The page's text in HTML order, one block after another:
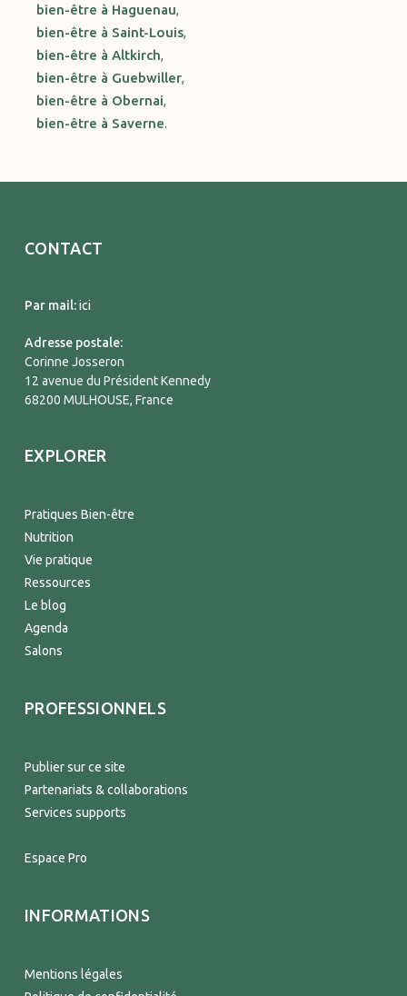
bien-être à Haguenau,
bien-être à Saint-Louis,
bien-être à Altkirch,
bien-être à Guebwiller,
bien-être à Obernai,
bien-être à Saverne.
CONTACT
Par mail:ici
Adresse postale:
Corinne Josseron
12 avenue du Président Kennedy
68200 MULHOUSE, France
EXPLORER
Pratiques Bien-être
Nutrition
Vie pratique
Ressources
Le blog
Agenda
Salons
PROFESSIONNELS
Publier sur ce site
Partenariats & collaborations
Services supports
Espace Pro
INFORMATIONS
Mentions légales